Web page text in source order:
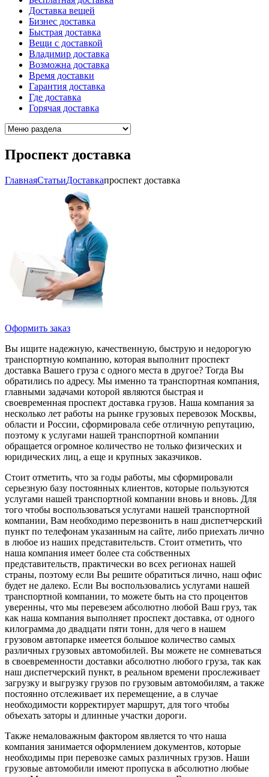
Доставка вещей
Бизнес доставка
Быстрая доставка
Вещи с доставкой
Владимир доставка
Возможна доставка
Время доставки
Гарантия доставка
Где доставка
Горячая доставка
Проспект доставка
ГлавнаяCтатьиДоставкапроспект доставка
Оформить заказ
Вы ищите надежную, качественную, быструю и недорогую
транспортную компанию, которая выполнит проспект
доставка Вашего груза с одного места в другое? Тогда Вы
обратились по адресу. Мы именно та транспортная компания,
главными задачами которой являются быстрая и
своевременная проспект доставка грузов. Наша компания за
несколько лет работы на рынке грузовых перевозок Москвы,
области и России, сформировала себе отличную репутацию,
поэтому к услугами нашей транспортной компании
обращается огромное количество не только физических и
юридических лиц, а еще и крупных заказчиков.
Стоит отметить, что за годы работы, мы сформировали
серьезную базу постоянных клиентов, которые пользуются
услугами нашей транспортной компании вновь и вновь. Для
того чтобы воспользоваться услугами нашей транспортной
компании, Вам необходимо перезвонить в наш диспетчерский
пункт по телефонам указанным на сайте, либо приехать лично
в любое из наших представительств. Стоит отметить, что
наша компания имеет более ста собственных
представительств, практически во всех регионах нашей
страны, поэтому если Вы решите обратиться лично, наш офис
будет не далеко. Если Вы воспользовались услугами нашей
транспортной компании, то можете быть на сто процентов
уверенны, что мы перевезем абсолютно любой Ваш груз, так
как наша компания выполняет проспект доставка, от одного
килограмма до двадцати пяти тонн, для чего в нашем
грузовом автопарке имеется большое количество самых
различных грузовых автомобилей. Вы можете не сомневаться
в своевременности доставки абсолютно любого груза, так как
наш диспетчерский пункт, в реальном времени прослеживает
загрузку и выгрузку грузов по грузовым автомобилям, а также
постоянно отслеживает их перемещение, а в случае
необходимости корректирует маршрут, для того чтобы
объехать заторы и длинные участки дороги.
Также немаловажным фактором является то что наша
компания занимается оформлением документов, которые
необходимы при перевозке самых различных грузов. Наши
грузовые автомобили имеют пропуска в абсолютно любые